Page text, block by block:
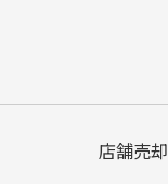
店舗売却